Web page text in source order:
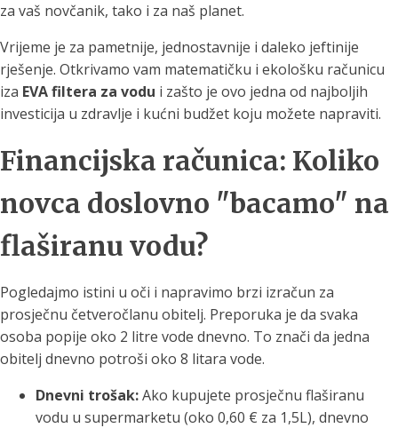
za vaš novčanik, tako i za naš planet.
Vrijeme je za pametnije, jednostavnije i daleko jeftinije
rješenje. Otkrivamo vam matematičku i ekološku računicu
iza EVA filtera za vodu i zašto je ovo jedna od najboljih
investicija u zdravlje i kućni budžet koju možete napraviti.
Financijska računica: Koliko
novca doslovno "bacamo" na
flaširanu vodu?
Pogledajmo istini u oči i napravimo brzi izračun za
prosječnu četveročlanu obitelj. Preporuka je da svaka
osoba popije oko 2 litre vode dnevno. To znači da jedna
obitelj dnevno potroši oko 8 litara vode.
Dnevni trošak:Ako kupujete prosječnu flaširanu
vodu u supermarketu (oko 0,60 € za 1,5L), dnevno
Tuš glave
filtriranje vode za tuširanje
Vrčevi za
Potpuno prijenosno
čistu vodu za